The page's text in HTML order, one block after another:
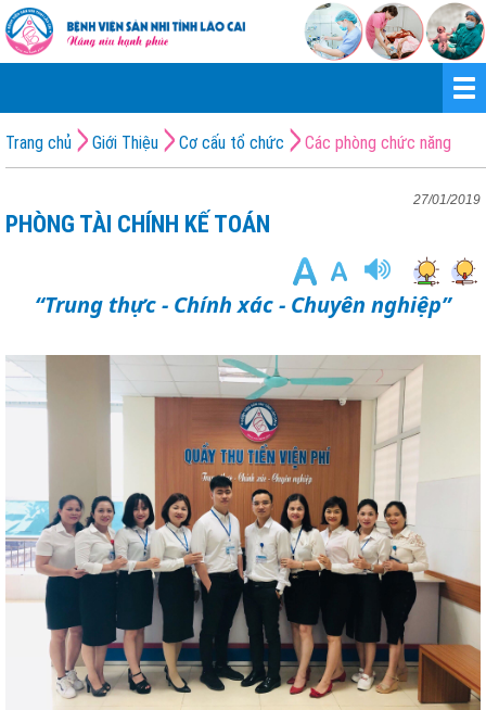
Trang chủ Giới Thiệu Cơ cấu tổ chức Các phòng chức năng
27/01/2019
PHÒNG TÀI CHÍNH KẾ TOÁN
“Trung thực - Chính xác - Chuyên nghiệp”